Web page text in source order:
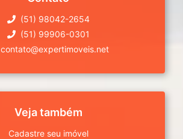
(51) 98042-2654
(51) 99906-0301
contato@expertimoveis.net
Veja também
Cadastre seu imóvel